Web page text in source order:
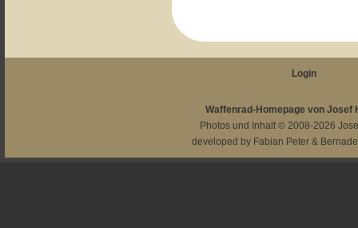
Login
Waffenrad-Homepage von Josef
Photos und Inhalt © 2008-2026
developed by Fabian Peter &